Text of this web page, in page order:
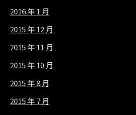
2016 年 1 月
2015 年 12 月
2015 年 11 月
2015 年 10 月
2015 年 8 月
2015 年 7 月